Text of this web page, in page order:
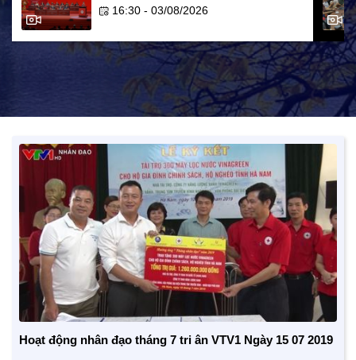
16:30 - 03/08/2026
Hoạt động nhân đạo tháng 7 tri ân VTV1 Ngày 15 07 2019